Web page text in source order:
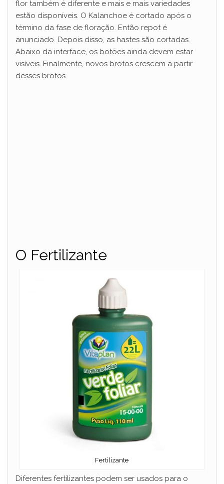
flor também é diferente e mais e mais variedades
estão disponíveis. O Kalanchoe é cortado após o
término da fase de floração. Então repot é
anunciado. Depois disso, as hastes são cortadas.
Abaixo da interface, os botões ainda devem estar
visíveis. Finalmente, novos brotos crescem a partir
desses brotos.
O Fertilizante
Fertilizante
Diferentes fertilizantes podem ser usados ​​para o